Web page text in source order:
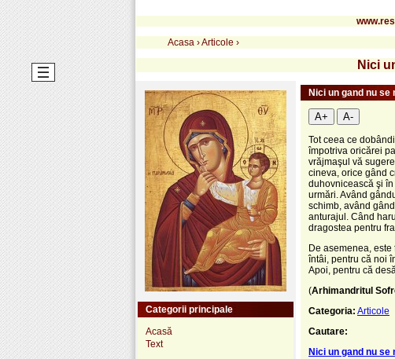
Acasa ›Articole ›
Nici
Nici un gand nu
A+ A-
Tot ceea ce
împotriva oricărei
vrăjmaşul vă
cineva, orice gând
duhovnicească şi
urmări. Având
schimb, având
anturajul. Când
dragostea pentru
De asemenea,
întâi, pentru că noi
Apoi, pentru că
(Arhimandritul
Categoria: Articole
Cautare:
Nici un gand nu
Categorii principale
Acasă
Text